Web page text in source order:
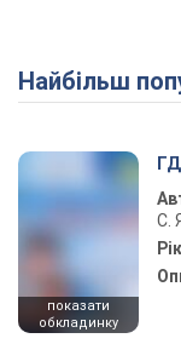
Найбільш
показати
обкладинку
С.